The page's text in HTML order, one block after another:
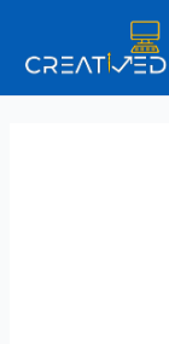
contenido